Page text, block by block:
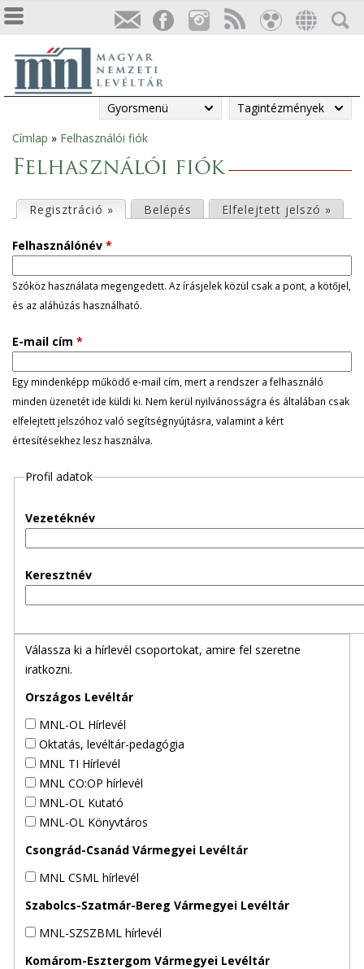
Gyorsmenü Tagintézmények
Jelenlegi
hely
Címlap » Felhasználói fiók
Felhasználói fiók
l
s
ő
d
l
e
g
e
Regisztráció » (aktív fül)
Belépés Elfelejtett jelszó »
Felhasználónév *
Szóköz használata megengedett. Az írásjelek közül csak a pont, a kötőjel,
és az aláhúzás használható.
E-mail cím *
Egy mindenképp működő e-mail cím, mert a rendszer a felhasználó
minden üzenetét ide küldi ki. Nem kerül nyilvánosságra és általában csak
elfelejtett jelszóhoz való segítségnyújtásra, valamint a kért
értesítésekhez lesz használva.
Profil adatok
Vezetéknév
Keresztnév
Válassza ki a hírlevél csoportokat, amire fel szeretne
iratkozni.
Országos Levéltár
MNL-OL Hírlevél
Oktatás, levéltár-pedagógia
MNL TI Hírlevél
MNL CO:OP hírlevél
MNL-OL Kutató
MNL-OL Könyvtáros
Csongrád-Csanád Vármegyei Levéltár
MNL CSML hírlevél
Szabolcs-Szatmár-Bereg Vármegyei Levéltár
MNL-SZSZBML hírlevél
Komárom-Esztergom Vármegyei Levéltár